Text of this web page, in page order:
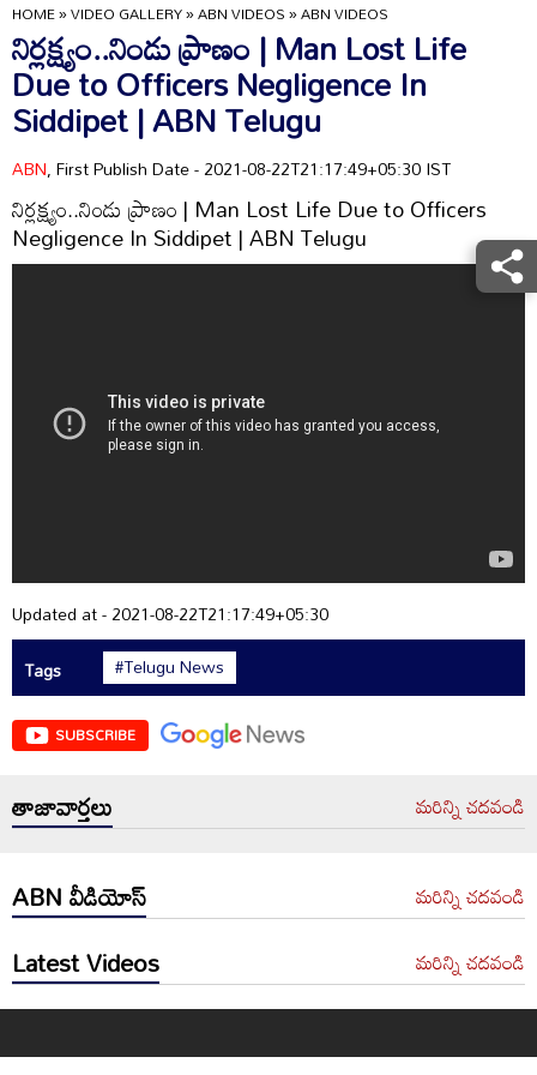
HOME»VIDEO GALLERY»ABN VIDEOS»ABN VIDEOS
నిర్లక్ష్యం..నిండు ప్రాణం | Man Lost Life
Due to Officers Negligence In
Siddipet | ABN Telugu
ABN, First Publish Date - 2021-08-22T21:17:49+05:30 IST
నిర్లక్ష్యం..నిండు ప్రాణం | Man Lost Life Due to Officers
Negligence In Siddipet | ABN Telugu
Updated at - 2021-08-22T21:17:49+05:30
Tags
#Telugu News
SUBSCRIBE
తాజావార్తలు మరిన్ని చదవండి
ABN వీడియోస్ మరిన్ని చదవండి
Latest Videos మరిన్ని చదవండి